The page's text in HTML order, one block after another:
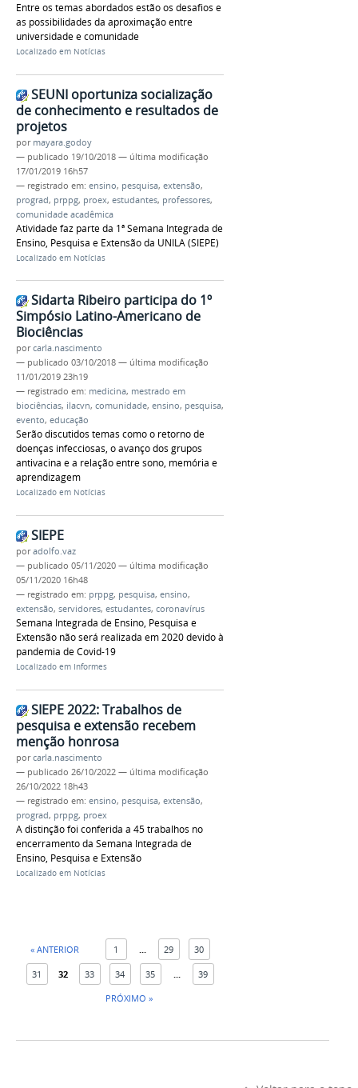
Entre os temas abordados estão os desafios e
as possibilidades da aproximação entre
universidade e comunidade
Localizado em Notícias
SEUNI oportuniza socialização
de conhecimento e resultados de
projetos
por mayara.godoy
— publicado 19/10/2018 — última modificação
17/01/2019 16h57
— registrado em: ensino, pesquisa, extensão,
prograd, prppg, proex, estudantes, professores,
comunidade acadêmica
Atividade faz parte da 1ª Semana Integrada de
Ensino, Pesquisa e Extensão da UNILA (SIEPE)
Localizado em Notícias
Sidarta Ribeiro participa do 1º
Simpósio Latino-Americano de
Biociências
porcarla.nascimento
— publicado 03/10/2018 — última modificação
11/01/2019 23h19
— registrado em: medicina, mestrado em
biociências, ilacvn, comunidade, ensino, pesquisa,
evento, educação
Serão discutidos temas como o retorno de
doenças infecciosas, o avanço dos grupos
antivacina e a relação entre sono, memória e
aprendizagem
Localizado em Notícias
SIEPE
poradolfo.vaz
— publicado 05/11/2020 — última modificação
05/11/2020 16h48
— registrado em: prppg, pesquisa, ensino,
extensão, servidores, estudantes, coronavírus
Semana Integrada de Ensino, Pesquisa e
Extensão não será realizada em 2020 devido à
pandemia de Covid-19
Localizado em Informes
SIEPE 2022: Trabalhos de
pesquisa e extensão recebem
menção honrosa
porcarla.nascimento
— publicado 26/10/2022 — última modificação
26/10/2022 18h43
— registrado em: ensino, pesquisa, extensão,
prograd, prppg, proex
A distinção foi conferida a 45 trabalhos no
encerramento da Semana Integrada de
Ensino, Pesquisa e Extensão
Localizado em Notícias
« ANTERIOR 1 29 30
31 32 33 34 35
39
PRÓXIMO »